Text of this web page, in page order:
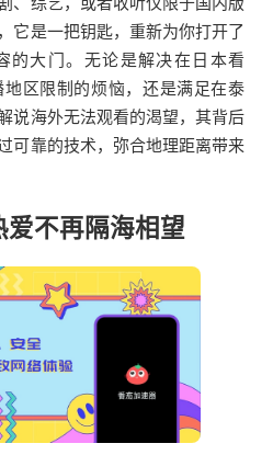
它是一把钥匙，重新为你打开了
的大门。无论是解决在日本看
区限制的烦恼，还是满足在泰
说海外无法观看的渴望，其背后
可靠的技术，弥合地理距离带来
不再隔海相望